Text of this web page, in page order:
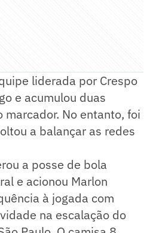
liderada por Crespo
e acumulou duas
marcador. No entanto, foi
a balançar as redes
a posse de bola
e acionou Marlon
à jogada com
na escalação do